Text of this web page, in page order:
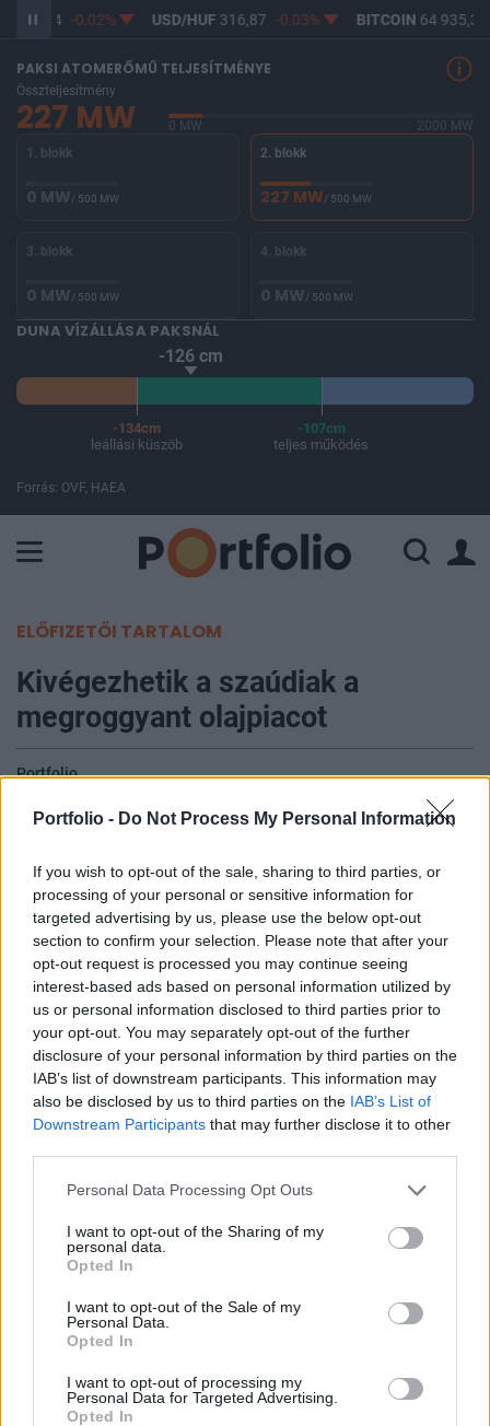
Portfolio - Do Not Process My Personal Information
If you wish to opt-out of the sale, sharing to third parties, or
processing of your personal or sensitive information for
targeted advertising by us, please use the below opt-out
section to confirm your selection. Please note that after your
opt-out request is processed you may continue seeing
interest-based ads based on personal information utilized by
us or personal information disclosed to third parties prior to
your opt-out. You may separately opt-out of the further
disclosure of your personal information by third parties on the
IAB’s list of downstream participants. This information may
also be disclosed by us to third parties on the IAB’s List of
Downstream Participants that may further disclose it to other
Personal Data Processing Opt Outs
I want to opt-out of the Sharing of my
personal data.
Opted In
I want to opt-out of the Sale of my
Personal Data.
Opted In
I want to opt-out of processing my
Personal Data for Targeted Advertising.
Opted In
365,34 -0,02% USD/HUF316,87 -0,03% BITCOIN64 935,33
PAKSI ATOMERŐMŰ TELJESÍTMÉNYE
Összteljesítmény
227 MW 0 MW
2000 MW
1. blokk
0 MW/ 500 MW
2. blokk
227 MW/ 500 MW
3. blokk
0 MW/ 500 MW
4. blokk
0 MW/ 500 MW
DUNA VÍZÁLLÁSA PAKSNÁL
-126 cm
-134cm
leállási küszöb
-107cm
teljes működés
Forrás: OVF, HAEA
ELŐFIZETŐI TARTALOM
Kivégezhetik a szaúdiak a
megroggyant olajpiacot
Portfolio
ugyanis heteken belül a globális karanténoknak
köszönhetően 10 százalékkal eshet a világ
olajfelhasználása, miközben csak a szaúdiak 2,6
százalékkal növelnék a globális olajkínálatot.
Egyelőre rendelkezésre áll szabad tárolói
kapacitás, azonban kétséges, hogy a jelenlegi
bizonytalan helyzetben mennyi kőolajat mernek
betározni a vállalatok és az államok. Amennyiben
nem történik radikális változás a kőolaj keresleti
vagy kínálati oldalán, akkor várhatóan még
Investment Day 2026, ahol a piac vezető szakértőivel
keressük a választ a befektetőket leginkább foglalkoztató
következő évek nyertesei, mire számíthatunk a részvény-,
kötvény-, nyersanyag- és kriptopiacokon, és hogyan
érdemes portfóliót építeni egy gyorsan változó...